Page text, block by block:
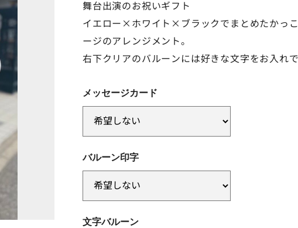
舞台出演のお祝いギフト
イエロー×ホワイト×ブラックでまとめたかっ
ージのアレンジメント。
右下クリアのバルーンには好きな文字をお入れ
メッセージカード
バルーン印字
文字バルーン